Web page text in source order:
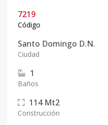
7219
Código
Santo Domingo D.N.
Ciudad
1
Baños
114 Mt2
Construcción